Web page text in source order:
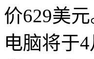
价629美
电脑将于